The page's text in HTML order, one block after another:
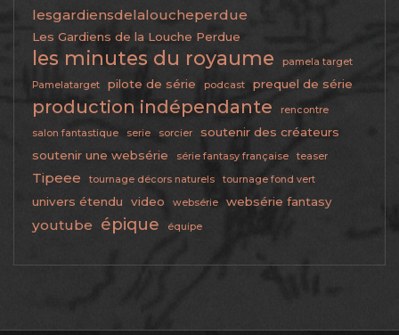
lesgardiensdelaloucheperdue
Les Gardiens de la Louche Perdue
les minutes du royaume
pamela target
Pamelatarget
pilote de série podcast prequel de série
production indépendante
rencontre
salon fantastique
serie sorcier
soutenir des créateurs
soutenir une websérie
série fantasy française teaser
Tipeee tournage décors naturels tournage fond vert
univers étendu video websérie websérie fantasy
youtube épique équipe